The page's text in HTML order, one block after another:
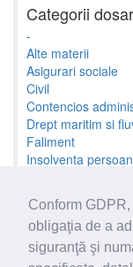
Conform
obligaţia de a
siguranţă şi
Categorii
-
Alte materii
Asigurari sociale
Civil
Contencios
Drept maritim si
Faliment
Insolventa
Minori si familie
Penal
Proprietate